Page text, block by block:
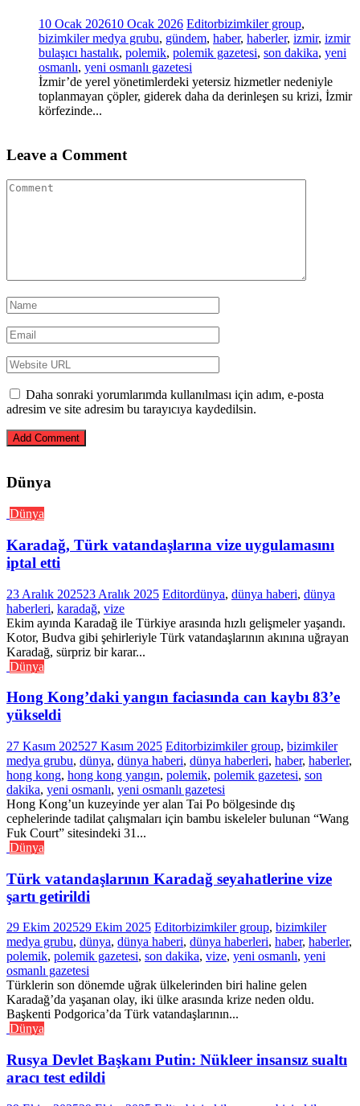
10 Ocak 202610 Ocak 2026 Editorbizimkiler group,
bizimkiler medya grubu, gündem, haber, haberler, izmir, izmir
bulaşıcı hastalık, polemik, polemik gazetesi, son dakika, yeni
osmanlı, yeni osmanlı gazetesi
İzmir’de yerel yönetimlerdeki yetersiz hizmetler nedeniyle
toplanmayan çöpler, giderek daha da derinleşen su krizi, İzmir
körfezinde...
Leave a Comment
Daha sonraki yorumlarımda kullanılması için adım, e-posta
adresim ve site adresim bu tarayıcıya kaydedilsin.
Dünya
Dünya
Karadağ, Türk vatandaşlarına vize uygulamasını
iptal etti
23 Aralık 202523 Aralık 2025 Editordünya, dünya haberi, dünya
haberleri, karadağ, vize
Ekim ayında Karadağ ile Türkiye arasında hızlı gelişmeler yaşandı.
Kotor, Budva gibi şehirleriyle Türk vatandaşlarının akınına uğrayan
Karadağ, sürpriz bir karar...
Dünya
Hong Kong’daki yangın faciasında can kaybı 83’e
yükseldi
27 Kasım 202527 Kasım 2025 Editorbizimkiler group, bizimkiler
medya grubu, dünya, dünya haberi, dünya haberleri, haber, haberler,
hong kong, hong kong yangın, polemik, polemik gazetesi, son
dakika, yeni osmanlı, yeni osmanlı gazetesi
Hong Kong’un kuzeyinde yer alan Tai Po bölgesinde dış
cephelerinde tadilat çalışmaları için bambu iskeleler bulunan “Wang
Fuk Court” sitesindeki 31...
Dünya
Türk vatandaşlarının Karadağ seyahatlerine vize
şartı getirildi
29 Ekim 202529 Ekim 2025 Editorbizimkiler group, bizimkiler
medya grubu, dünya, dünya haberi, dünya haberleri, haber, haberler,
polemik, polemik gazetesi, son dakika, vize, yeni osmanlı, yeni
osmanlı gazetesi
Türklerin son dönemde uğrak ülkelerinden biri haline gelen
Karadağ’da yaşanan olay, iki ülke arasında krize neden oldu.
Başkenti Podgorica’da Türk vatandaşlarının...
Dünya
Rusya Devlet Başkanı Putin: Nükleer insansız sualtı
aracı test edildi